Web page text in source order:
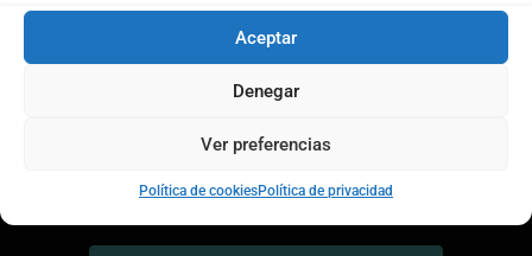
Aceptar
Denegar
Ver preferencias
Política de cookiesPolítica de privacidad
Política de privacidad*
He leído y acepto los términos de lapolítica de
Privacidad de Coto Consulting
Consulting. (newsletters, cursos, informes, etc)